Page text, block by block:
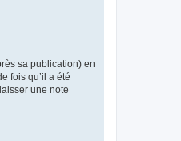
sa publication) en
fois qu’il a été
une note